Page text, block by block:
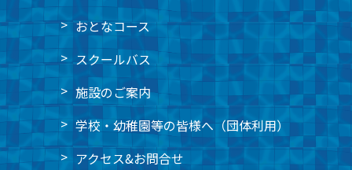
おとなコース
スクールバス
施設のご案内
学校・幼稚園等の皆様へ（団体利用）
アクセス&お問合せ